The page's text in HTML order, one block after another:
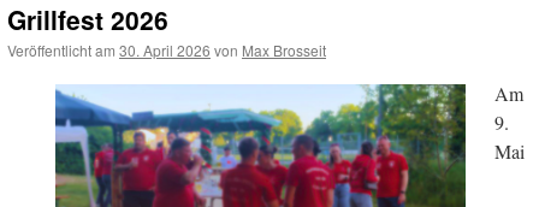
Grillfest 2026
Veröffentlicht am 30. April 2026 von Max Brosseit
Am
9.
Mai